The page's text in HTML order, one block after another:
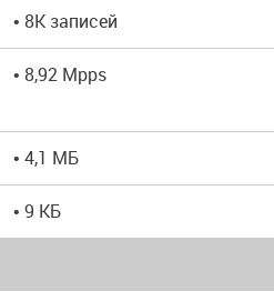
• 8K записей
• 8,92 Mpps
• 4,1 МБ
• 9 КБ